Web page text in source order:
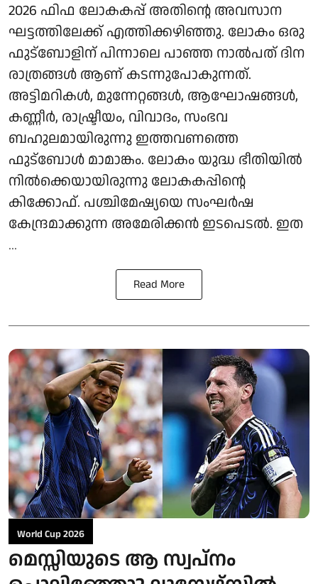
2026 ഫിഫ ലോകകപ്പ് അതിന്റെ അവസാന
ഘട്ടത്തിലേക്ക് എത്തിക്കഴിഞ്ഞു. ലോകം ഒരു
ഫുട്‌ബോളിന് പിന്നാലെ പാഞ്ഞ നാല്‍പത് ദിന
രാത്രങ്ങള്‍ ആണ് കടന്നുപോകുന്നത്.
അട്ടിമറികള്‍, മുന്നേറ്റങ്ങള്‍, ആഘോഷങ്ങള്‍,
കണ്ണീര്‍, രാഷ്ട്രീയം, വിവാദം, സംഭവ
ബഹുലമായിരുന്നു ഇത്തവണത്തെ
ഫുട്‌ബോള്‍ മാമാങ്കം. ലോകം യുദ്ധ ഭീതിയില്‍
നില്‍ക്കെയായിരുന്നു ലോകകപ്പിന്റെ
കിക്കോഫ്. പശ്ചിമേഷ്യയെ സംഘര്‍ഷ
കേന്ദ്രമാക്കുന്ന അമേരിക്കന്‍ ഇടപെടല്‍. ഇത
...
Read More
World Cup 2026
മെസ്സിയുടെ ആ സ്വപ്‌നം